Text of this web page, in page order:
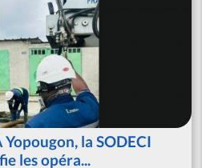
la SODECI
les opéra...